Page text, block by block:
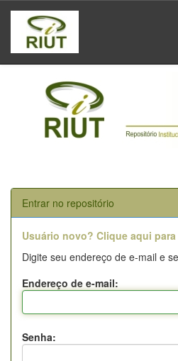
Skip
navigation
Entrar no repositório
Usuário novo? Clique aqui
Digite seu endereço de e-mail e
Endereço de e-mail:
Senha: